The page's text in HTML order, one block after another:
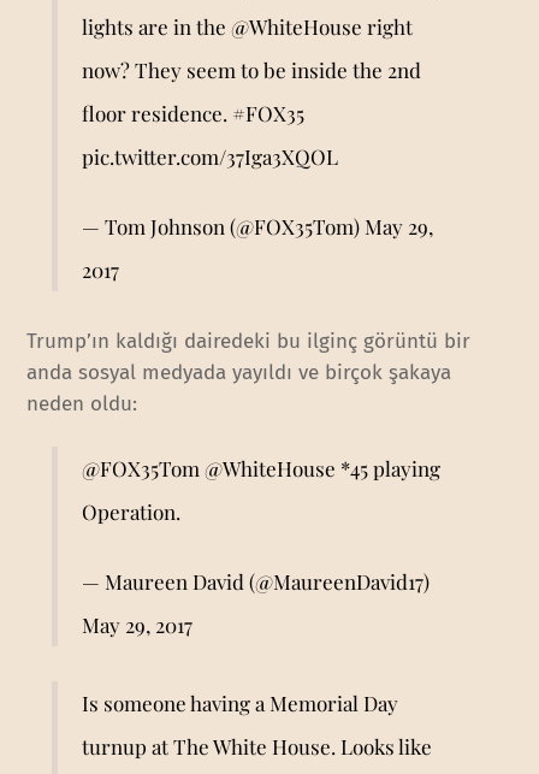
lights are in the @WhiteHouse right
now? They seem to be inside the 2nd
floor residence. #FOX35
pic.twitter.com/37Iga3XQOL
— Tom Johnson (@FOX35Tom)May 29,
2017
Trump’ın kaldığı dairedeki bu ilginç görüntü bir
anda sosyal medyada yayıldı ve birçok şakaya
neden oldu:
@FOX35Tom @WhiteHouse *45 playing
Operation.
— Maureen David (@MaureenDavid17)
May 29, 2017
Is someone having a Memorial Day
turnup at The White House. Looks like